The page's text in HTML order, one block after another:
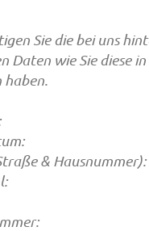
Sie die bei uns
Daten wie Sie diese
haben.
& Hausnummer):